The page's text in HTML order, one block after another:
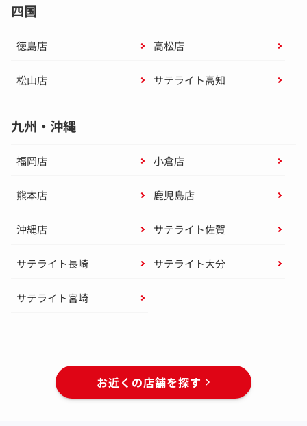
四国
徳島店 高松店
松山店 サテライト高知
九州・沖縄
福岡店 小倉店
熊本店 鹿児島店
沖縄店 サテライト佐賀
サテライト長崎 サテライト大分
サテライト宮崎
お近くの店舗を探す